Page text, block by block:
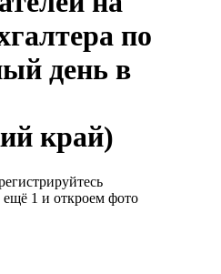
по
день в
край)
1 и откроем фото